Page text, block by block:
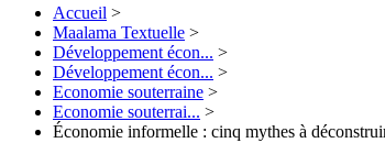
Accueil >
Maalama Textuelle >
Développement écon... >
Développement écon... >
Economie souterraine >
Economie souterrai... >
Économie informelle : cinq mythes à